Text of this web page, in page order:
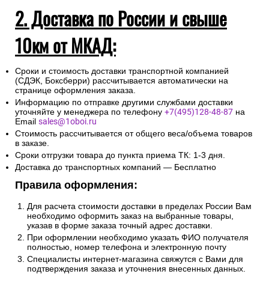
2. Доставка по России и свыше
10км от МКАД:
Сроки и стоимость доставки транспортной компанией
(СДЭК, Боксберри) рассчитывается автоматически на
странице оформления заказа.
Информацию по отправке другими службами доставки
уточняйте у менеджера по телефону +7(495)128-48-87 на
Email sales@1oboi.ru
Стоимость рассчитывается от общего веса/объема товаров
в заказе.
Сроки отгрузки товара до пункта приема ТК: 1-3 дня.
Доставка до транспортных компаний — Бесплатно
Правила оформления:
Для расчета стоимости доставки в пределах России Вам
необходимо оформить заказ на выбранные товары,
указав в форме заказа точный адрес доставки.
При оформлении необходимо указать ФИО получателя
полностью, номер телефона и электронную почту
Специалисты интернет-магазина свяжутся с Вами для
подтверждения заказа и уточнения внесенных данных.